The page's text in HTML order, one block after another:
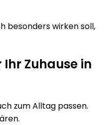
besonders wirken soll,
Zuhause in
zum Alltag passen.